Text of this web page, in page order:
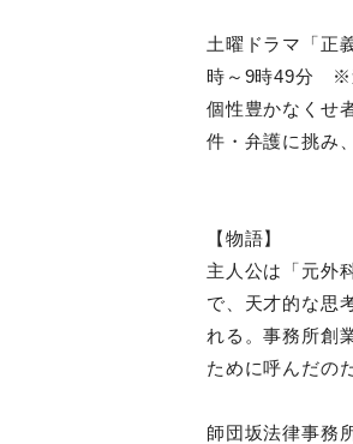
土曜ドラマ「正
時～9時49分 ※
個性豊かなくせ
件・弁護に挑み
【物語】
主人公は「元外
で、天才的な思
れる。事務所創
ために呼んだのだ
師団坂法律事務